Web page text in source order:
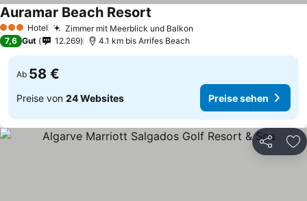
3 SterneHotel Zimmer mit Meerblick und Balkon
Auramar Beach Resort
7,6 Gut 12.269 4.1 km bis Arrifes Beach
Ab 58 €
Preise von 24 Websites Preise sehen
Teilen